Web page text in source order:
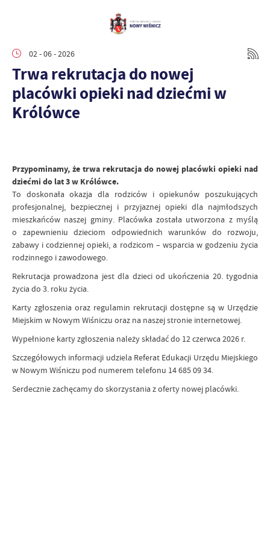
02 - 06 - 2026
Trwa rekrutacja do nowej
placówki opieki nad dziećmi w
Królówce
Przypominamy, że trwa rekrutacja do nowej placówki opieki nad
dziećmi do lat 3 w Królówce.
To doskonała okazja dla rodziców i opiekunów poszukujących
profesjonalnej, bezpiecznej i przyjaznej opieki dla najmłodszych
mieszkańców naszej gminy. Placówka została utworzona z myślą
o zapewnieniu dzieciom odpowiednich warunków do rozwoju,
zabawy i codziennej opieki, a rodzicom – wsparcia w godzeniu życia
rodzinnego i zawodowego.
Rekrutacja prowadzona jest dla dzieci od ukończenia 20. tygodnia
życia do 3. roku życia.
Karty zgłoszenia oraz regulamin rekrutacji dostępne są w Urzędzie
Miejskim w Nowym Wiśniczu oraz na naszej stronie internetowej.
Wypełnione karty zgłoszenia należy składać do 12 czerwca 2026 r.
Szczegółowych informacji udziela Referat Edukacji Urzędu Miejskiego
w Nowym Wiśniczu pod numerem telefonu 14 685 09 34.
Serdecznie zachęcamy do skorzystania z oferty nowej placówki.